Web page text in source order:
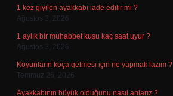
1 kez giyilen ayakkabı iade edilir mi ?
Ağustos 3, 2026
1 aylık bir muhabbet kuşu kaç saat uyur ?
Ağustos 3, 2026
Koyunların koça gelmesi için ne yapmak lazım ?
Temmuz 26, 2026
Ayakkabının büyük olduğunu nasıl anlarız ?